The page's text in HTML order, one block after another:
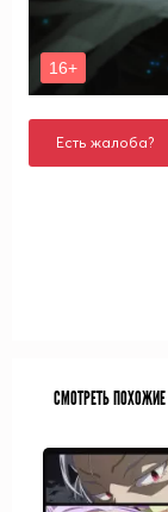
Есть жалоба?
СМОТРЕТЬ ПОХОЖИЕ